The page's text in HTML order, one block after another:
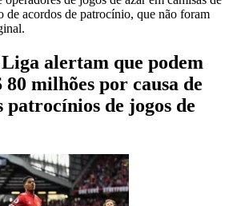
de acordos de patrocínio, que não foram
alertam que podem
milhões por causa de
patrocínios de jogos de